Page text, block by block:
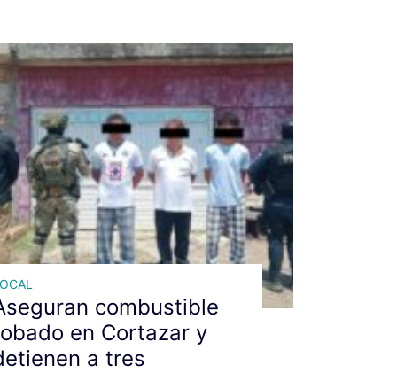
combustible
en Cortazar y
a tres